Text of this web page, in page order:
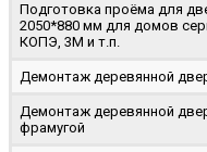
Подготовка проёма для
2050*880 мм для домов
КОПЭ, 3М и т.п.
Демонтаж деревянной
Демонтаж деревянной
фрамугой